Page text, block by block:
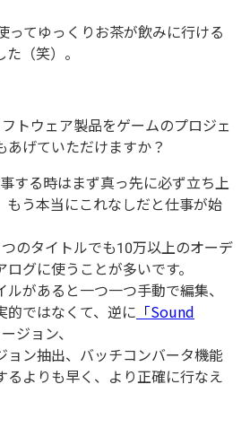
ってゆっくりお茶が飲みに行ける
（笑）。
トウェア製品をゲームのプロジェ
あげていただけますか？
する時はまず真っ先に必ず立ち上
もう本当にこれなしだと仕事が始
のタイトルでも10万以上のオーデ
グに使うことが多いです。
があると一つ一つ手動で編集、
的ではなくて、逆に 「Sound
ジョン、
ョン抽出、バッチコンバータ機能
るよりも早く、より正確に行なえ